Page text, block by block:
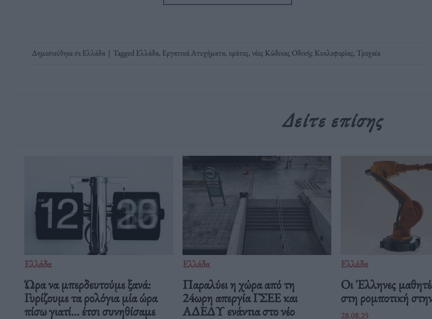
Δημοσιεύθηκε σεΕλλάδα | TaggedΕλλάδα, Εργατικά Ατυχήματα,κράτος,νέος Κώδικας Οδικής Κυκλοφορίας, Τροχαία
Δείτε επίσης
Ελλάδα
Ώρα να μπερδευτούμε ξανά:
Γυρίζουμε τα ρολόγια μία ώρα
πίσω γιατί… έτσι συνηθίσαμε
Ελλάδα
Παραλύει η χώρα από τη
24ωρη απεργία ΓΣΕΕ και
ΑΔΕΔΥ ενάντια στο νέο
Ελλάδα
Οι Έλληνες
στη ρομποτική
28.08.25